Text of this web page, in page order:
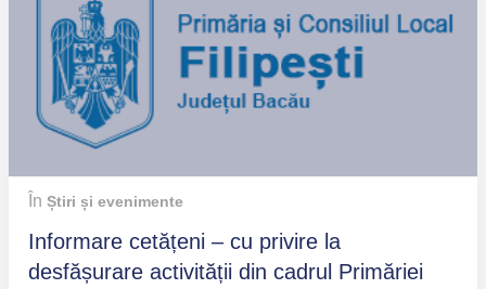
În Știri și evenimente
Informare cetățeni – cu privire la
desfășurare activității din cadrul Primăriei